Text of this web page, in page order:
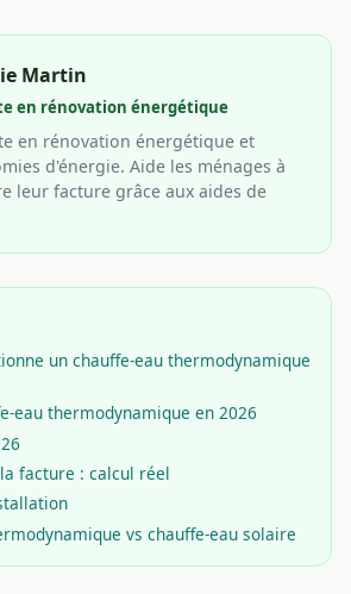
Martin
en rénovation énergétique
en rénovation énergétique et
d'énergie. Aide les ménages à
leur facture grâce aux aides de
un chauffe-eau thermodynamique
eau thermodynamique en 2026
facture : calcul réel
vs chauffe-eau solaire